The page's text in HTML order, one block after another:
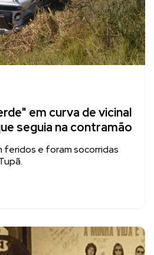
em curva de vicinal
seguia na contramão
feridos e foram socorridas